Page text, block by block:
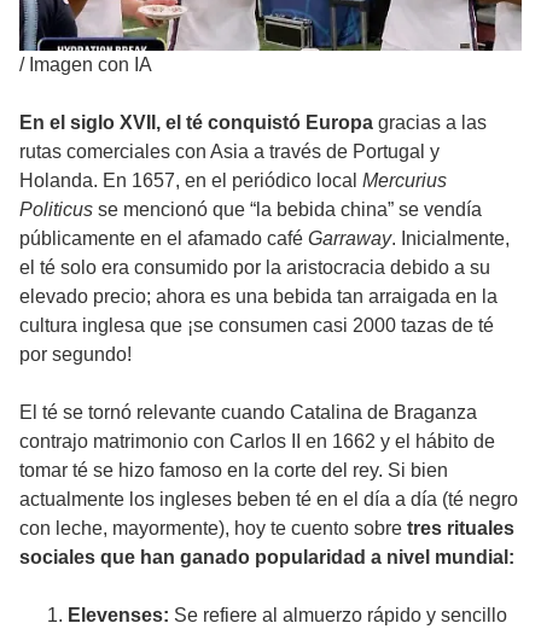
/ Imagen con IA
En el siglo XVII, el té conquistó Europa gracias a las
rutas comerciales con Asia a través de Portugal y
Holanda. En 1657, en el periódico local Mercurius
Politicus se mencionó que “la bebida china” se vendía
públicamente en el afamado café Garraway. Inicialmente,
el té solo era consumido por la aristocracia debido a su
elevado precio; ahora es una bebida tan arraigada en la
cultura inglesa que ¡se consumen casi 2000 tazas de té
por segundo!
El té se tornó relevante cuando Catalina de Braganza
contrajo matrimonio con Carlos II en 1662 y el hábito de
tomar té se hizo famoso en la corte del rey. Si bien
actualmente los ingleses beben té en el día a día (té negro
con leche, mayormente), hoy te cuento sobre tres rituales
sociales que han ganado popularidad a nivel mundial:
Elevenses: Se refiere al almuerzo rápido y sencillo